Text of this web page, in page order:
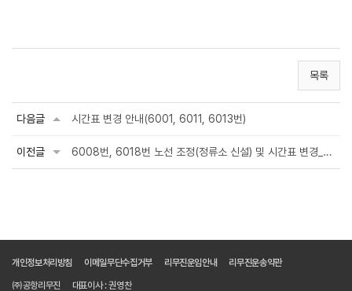
목록
다음글 시간표 변경 안내(6001, 6011, 6013번)
이전글 6008번, 6018번 노선 조정(정류소 신설) 및 시간표 변경_24.04.08부터 (Changes to b...
개인정보처리방침 이메일무단수집거부 리무진운임안내 리무진운송약관
㈜공항리무진 대표이사 : 권영찬